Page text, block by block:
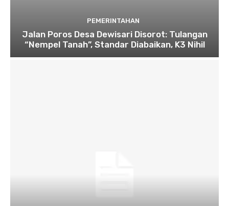
PEMERINTAHAN
Jalan Poros Desa Dewisari Disorot: Tulangan
“Nempel Tanah”, Standar Diabaikan, K3 Nihil